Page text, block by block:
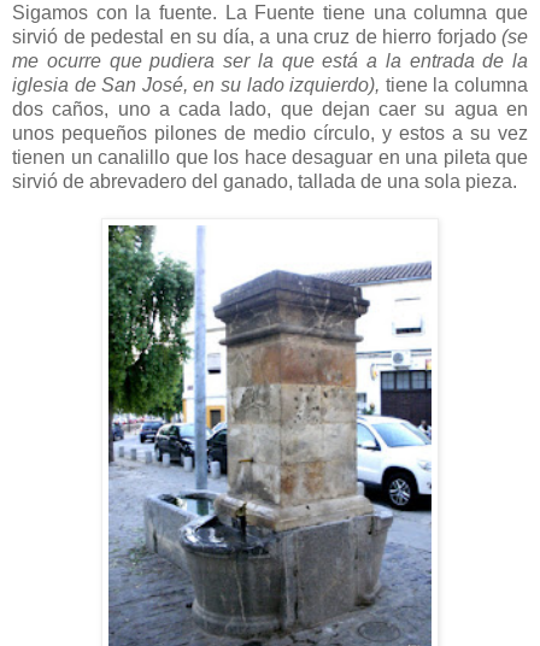
Sigamos con la fuente. La Fuente tiene una columna que
sirvió de pedestal en su día, a una cruz de hierro forjado (se
me ocurre que pudiera ser la que está a la entrada de la
iglesia de San José, en su lado izquierdo), tiene la columna
dos caños, uno a cada lado, que dejan caer su agua en
unos pequeños pilones de medio círculo, y estos a su vez
tienen un canalillo que los hace desaguar en una pileta que
sirvió de abrevadero del ganado, tallada de una sola pieza.